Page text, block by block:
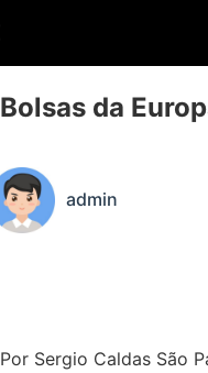
Bolsas da
admin
Por Sergio Caldas São